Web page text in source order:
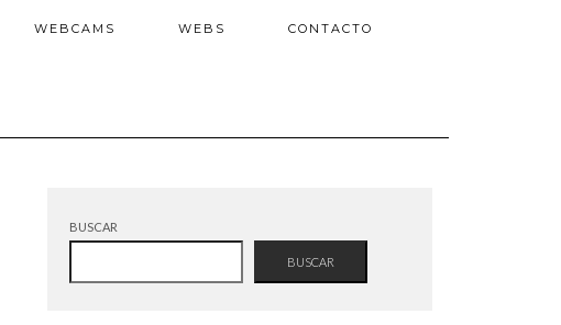
WEBCAMS WEBS CONTACTO
BUSCAR
BUSCAR